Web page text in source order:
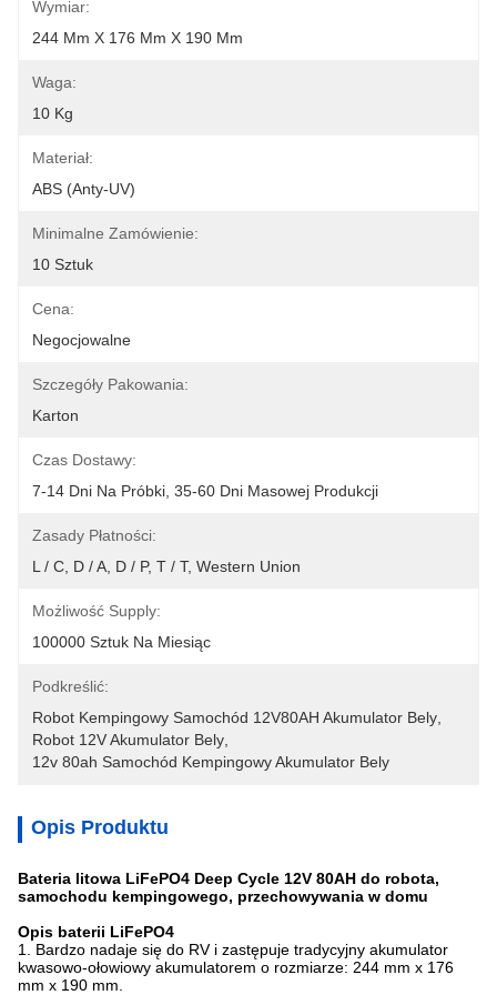
Wymiar:
244 Mm X 176 Mm X 190 Mm
Waga:
10 Kg
Materiał:
ABS (anty-UV)
Minimalne Zamówienie:
10 Sztuk
Cena:
Negocjowalne
Szczegóły Pakowania:
Karton
Czas Dostawy:
7-14 Dni Na Próbki, 35-60 Dni Masowej Produkcji
Zasady Płatności:
L / C, D / A, D / P, T / T, Western Union
Możliwość Supply:
100000 Sztuk Na Miesiąc
Podkreślić:
Robot Kempingowy Samochód 12V80AH Akumulator Bely
Robot 12V Akumulator Bely
12v 80ah Samochód Kempingowy Akumulator Bely
Opis Produktu
Bateria litowa LiFePO4 Deep Cycle 12V 80AH do robota,
samochodu kempingowego, przechowywania w domu
Opis baterii LiFePO4
1. Bardzo nadaje się do RV i zastępuje tradycyjny akumulator
kwasowo-ołowiowy akumulatorem o rozmiarze: 244 mm x 176
mm x 190 mm.